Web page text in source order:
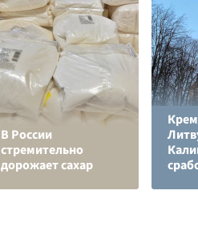
В России
стремительно
дорожает сахар